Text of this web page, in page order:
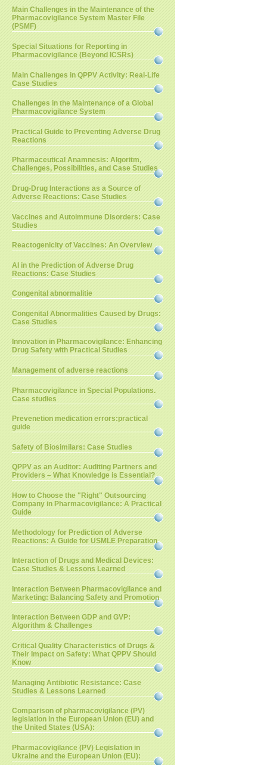
Main Challenges in the Maintenance of the
Pharmacovigilance System Master File
(PSMF)
Special Situations for Reporting in
Pharmacovigilance (Beyond ICSRs)
Main Challenges in QPPV Activity: Real-Life
Case Studies
Challenges in the Maintenance of a Global
Pharmacovigilance System
Practical Guide to Preventing Adverse Drug
Reactions
Pharmaceutical Anamnesis: Algoritm,
Challenges, Possibilities, and Case Studies
Drug-Drug Interactions as a Source of
Adverse Reactions: Case Studies
Vaccines and Autoimmune Disorders: Case
Studies
Reactogenicity of Vaccines: An Overview
AI in the Prediction of Adverse Drug
Reactions: Case Studies
Congenital abnormalitie
Congenital Abnormalities Caused by Drugs:
Case Studies
Innovation in Pharmacovigilance: Enhancing
Drug Safety with Practical Studies
Management of adverse reactions
Pharmacovigilance in Special Populations.
Case studies
Prevenetion medication errors:practical
guide
Safety of Biosimilars: Case Studies
QPPV as an Auditor: Auditing Partners and
Providers – What Knowledge is Essential?
How to Choose the "Right" Outsourcing
Company in Pharmacovigilance: A Practical
Guide
Methodology for Prediction of Adverse
Reactions: A Guide for USMLE Preparation
Interaction of Drugs and Medical Devices:
Case Studies & Lessons Learned
Interaction Between Pharmacovigilance and
Marketing: Balancing Safety and Promotion
Interaction Between GDP and GVP:
Algorithm & Challenges
Critical Quality Characteristics of Drugs &
Their Impact on Safety: What QPPV Should
Know
Managing Antibiotic Resistance: Case
Studies & Lessons Learned
Comparison of pharmacovigilance (PV)
legislation in the European Union (EU) and
the United States (USA):
Pharmacovigilance (PV) Legislation in
Ukraine and the European Union (EU):